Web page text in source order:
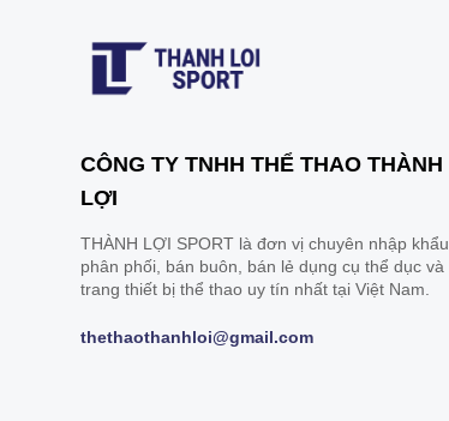
CÔNG TY TNHH THỂ THAO THÀNH
LỢI
THÀNH LỢI SPORT là đơn vị chuyên nhập khẩu,
phân phối, bán buôn, bán lẻ dụng cụ thể dục và
trang thiết bị thể thao uy tín nhất tại Việt Nam.
thethaothanhloi@gmail.com